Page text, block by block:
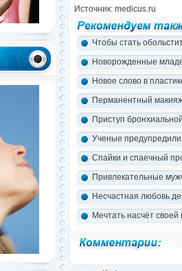
Источник: medicus.ru
Чтобы стать
Новорожденные
Новое слово в
Перманентный
Приступ
Ученые
Спайки и спаечный
Привлекательные
Несчастная любовь
Мечтать насчёт